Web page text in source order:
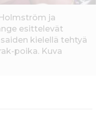
ja
esittelevät
kielellä tehtyä
poika. Kuva